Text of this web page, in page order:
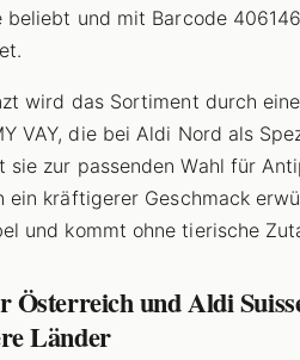
beliebt und mit Barcode
wird das Sortiment durch
VAY, die bei Aldi Nord als
sie zur passenden Wahl für
ein kräftigerer Geschmack
und kommt ohne tierische
Österreich und Aldi
Länder